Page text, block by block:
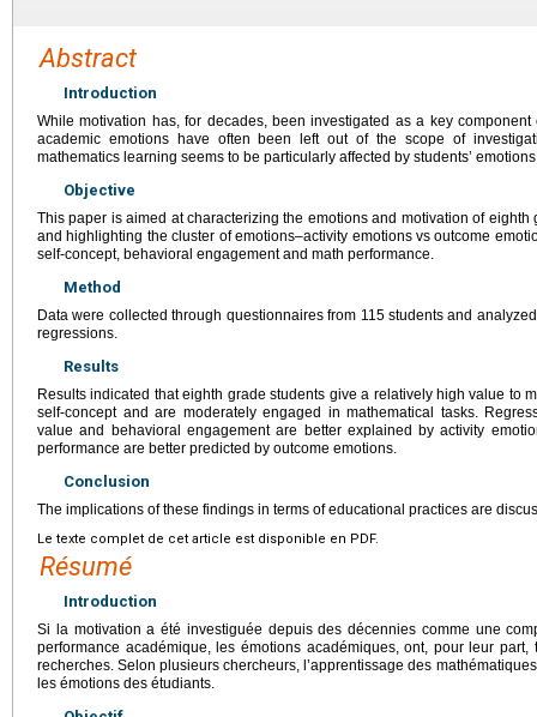
Abstract
Introduction
While motivation has, for decades, been investigated as a key
academic emotions have often been left out of the scope of
mathematics learning seems to be particularly affected by students’
Objective
This paper is aimed at characterizing the emotions and motivation of
and highlighting the cluster of emotions–activity emotions vs outcome
self-concept, behavioral engagement and math performance.
Method
Data were collected through questionnaires from 115 students and
regressions.
Results
Results indicated that eighth grade students give a relatively high value to
self-concept and are moderately engaged in mathematical tasks.
value and behavioral engagement are better explained by activity
performance are better predicted by outcome emotions.
Conclusion
The implications of these findings in terms of educational practices are
Le texte complet de cet article est disponible en PDF.
Résumé
Introduction
Si la motivation a été investiguée depuis des décennies comme une
performance académique, les émotions académiques, ont, pour leur
recherches. Selon plusieurs chercheurs, l’apprentissage des
les émotions des étudiants.